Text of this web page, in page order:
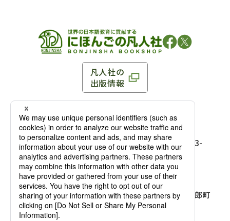
凡人社の
出版情報
〒102-0093 東京都千代田区平河町 1-3-13 8F
TEL：03-3263-3959／FAX：03-3263-3116
麹町店
〒102-0093 東京都千代田区平河町1-3-
13 8F［アクセス］
TEL：03-3239-8673／FAX：03-3263-
3116
大阪店
〒541-0056 大阪府大阪市中央区久太郎町
4-2-10
大西ビルディング 1階［